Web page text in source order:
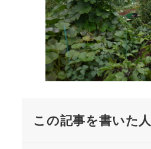
この記事を書いた人